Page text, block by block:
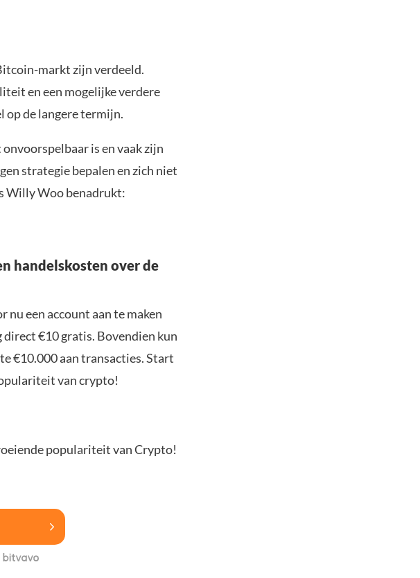
markt zijn verdeeld.
en een mogelijke verdere
op de langere termijn.
is en vaak zijn
strategie bepalen en zich niet
Willy Woo benadrukt:
handelskosten over de
een account aan te maken
€10 gratis. Bovendien kun
€10.000 aan transacties. Start
van crypto!
populariteit van Crypto!